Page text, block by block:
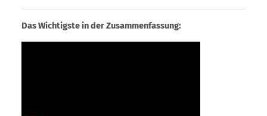
Das Wichtigste in der Zusammenfassung: